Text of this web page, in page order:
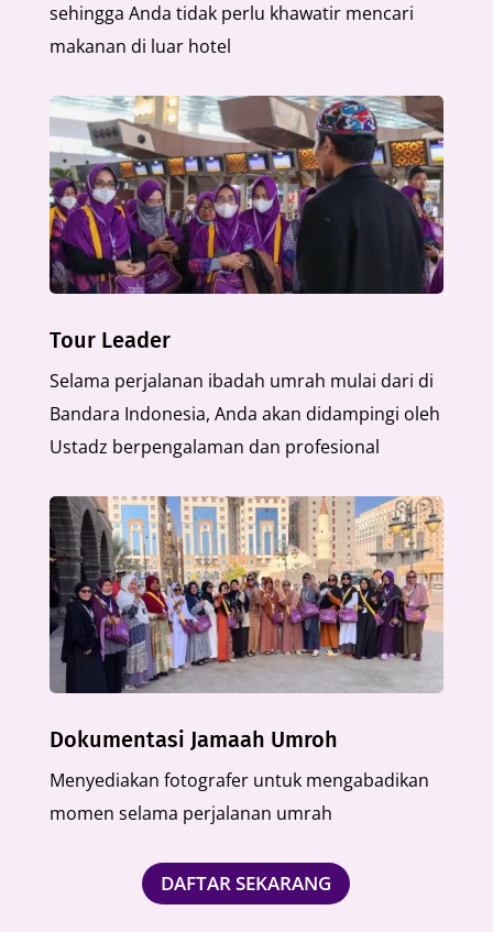
sehingga Anda tidak perlu khawatir mencari
makanan di luar hotel
Tour Leader
Selama perjalanan ibadah umrah mulai dari di
Bandara Indonesia, Anda akan didampingi oleh
Ustadz berpengalaman dan profesional
Dokumentasi Jamaah Umroh
Menyediakan fotografer untuk mengabadikan
momen selama perjalanan umrah
DAFTAR SEKARANG